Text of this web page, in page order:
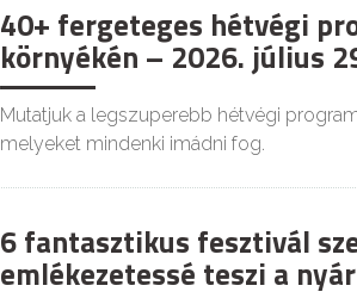
40+ fergeteges hétvégi
környékén – 2026. július
Mutatjuk a legszuperebb hétvégi
melyeket mindenki imádni fog.
6 fantasztikus fesztivál
emlékezetessé teszi a